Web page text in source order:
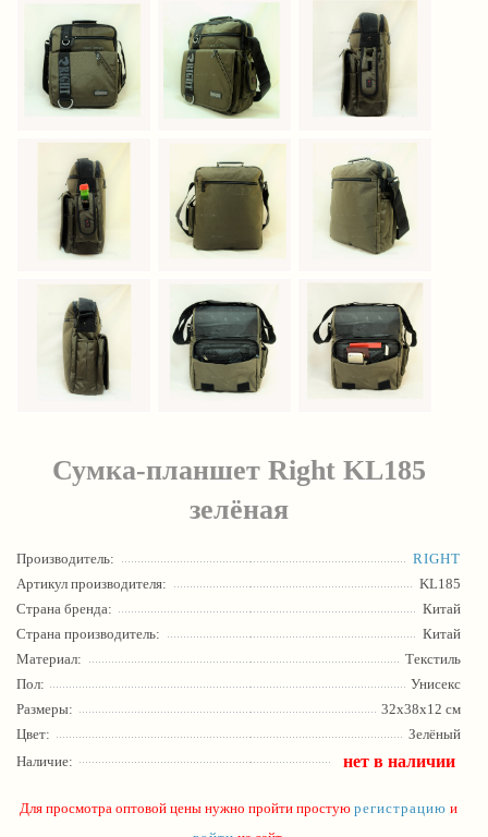
Сумка-планшет Right KL185
зелёная
Производитель:
RIGHT
Артикул производителя:
KL185
Страна бренда:
Китай
Страна производитель:
Китай
Материал:
Текстиль
Пол:
Унисекс
Размеры:
32х38х12 см
Цвет:
Зелёный
Наличие:
нет в наличии
Для просмотра оптовой цены нужно пройти простую регистрацию и